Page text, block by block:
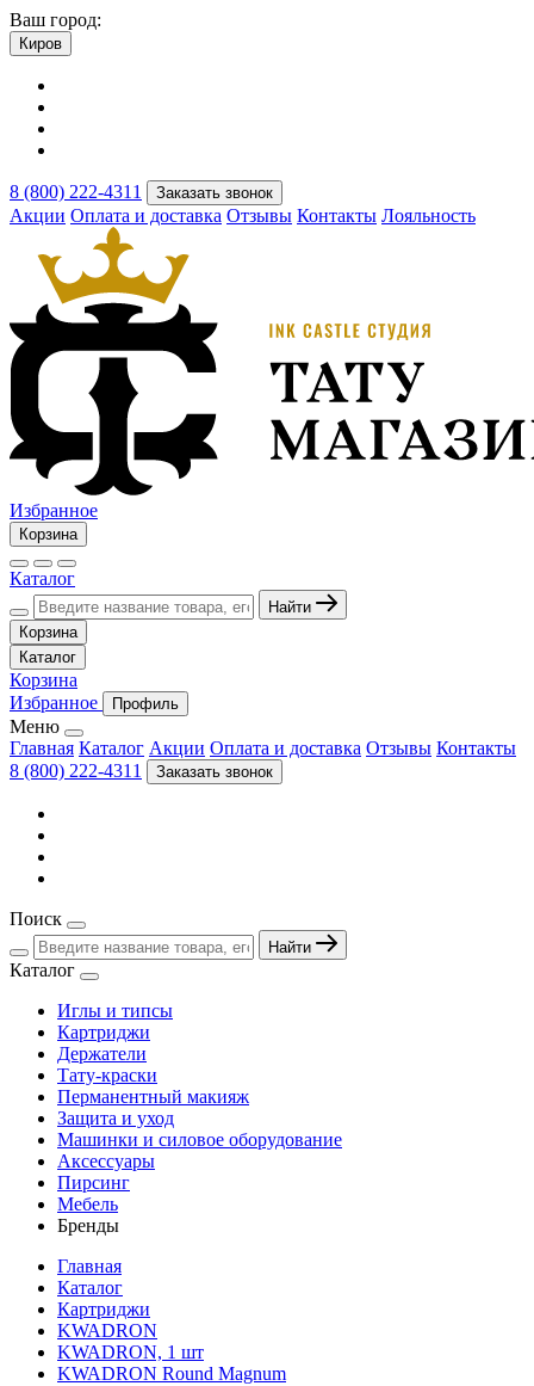
Ваш город:
Киров
8 (800) 222-4311 Заказать звонок
Акции Оплата и доставка Отзывы Контакты Лояльность
Избранное
Корзина
Каталог
Найти
Корзина
Каталог
Корзина
Избранное
Профиль
Меню
Главная Каталог Акции Оплата и доставка Отзывы Контакты
8 (800) 222-4311
Заказать звонок
Поиск
Найти
Каталог
Иглы и типсы
Картриджи
Держатели
Тату-краски
Перманентный макияж
Защита и уход
Машинки и силовое оборудование
Аксессуары
Пирсинг
Мебель
Бренды
Главная
Каталог
Картриджи
KWADRON
KWADRON, 1 шт
KWADRON Round Magnum